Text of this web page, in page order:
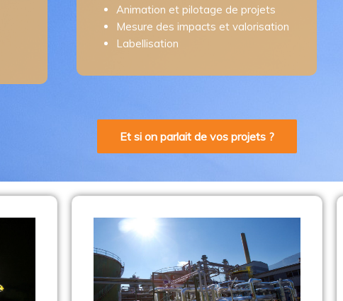
Animation et pilotage de projets
Mesure des impacts et valorisation
Labellisation
Et si on parlait de vos projets ?